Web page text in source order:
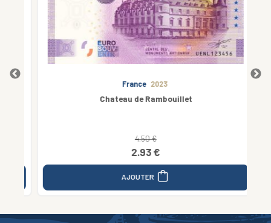
France 2023
Chateau de Rambouillet
4.50 €
2.93 €
AJOUTER